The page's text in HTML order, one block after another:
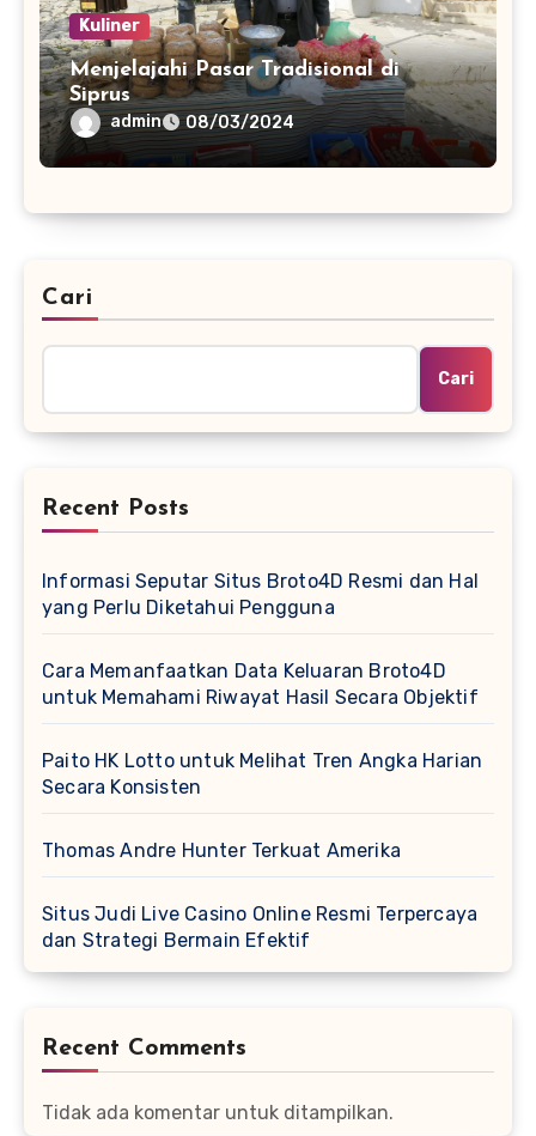
Kuliner
Menjelajahi Pasar Tradisional di
Siprus
admin 08/03/2024
Cari
Cari
Recent Posts
Informasi Seputar Situs Broto4D Resmi dan Hal
yang Perlu Diketahui Pengguna
Cara Memanfaatkan Data Keluaran Broto4D
untuk Memahami Riwayat Hasil Secara Objektif
Paito HK Lotto untuk Melihat Tren Angka Harian
Secara Konsisten
Thomas Andre Hunter Terkuat Amerika
Situs Judi Live Casino Online Resmi Terpercaya
dan Strategi Bermain Efektif
Recent Comments
Tidak ada komentar untuk ditampilkan.